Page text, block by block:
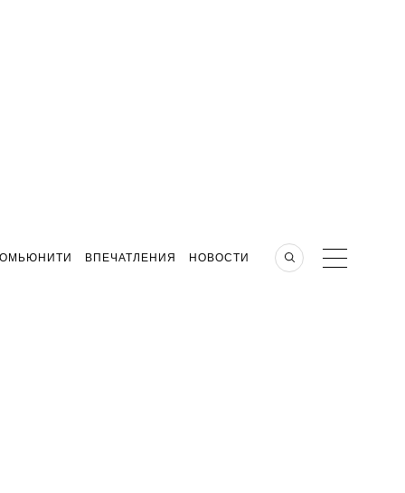
ВПЕЧАТЛЕНИЯ НОВОСТИ